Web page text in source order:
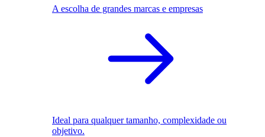
A escolha de grandes marcas e empresas
Ideal para qualquer tamanho, complexidade ou
objetivo.